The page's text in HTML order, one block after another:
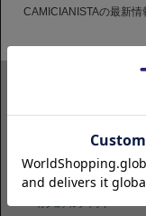
CAMICIANISTAの最新
・タイトフィット
・レギュラーフィット